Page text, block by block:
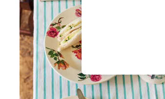
Sunglasses
Men's Holiday Shop
All Swimwear
Accessories
Bags & Luggage
Footwear
Hats
Linen Collection
Loafers
Polo Shirts